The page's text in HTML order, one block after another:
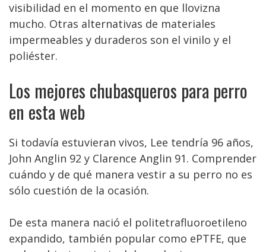
visibilidad en el momento en que llovizna
mucho. Otras alternativas de materiales
impermeables y duraderos son el vinilo y el
poliéster.
Los mejores chubasqueros para perro
en esta web
Si todavía estuvieran vivos, Lee tendría 96 años,
John Anglin 92 y Clarence Anglin 91. Comprender
cuándo y de qué manera vestir a su perro no es
sólo cuestión de la ocasión.
De esta manera nació el politetrafluoroetileno
expandido, también popular como ePTFE, que